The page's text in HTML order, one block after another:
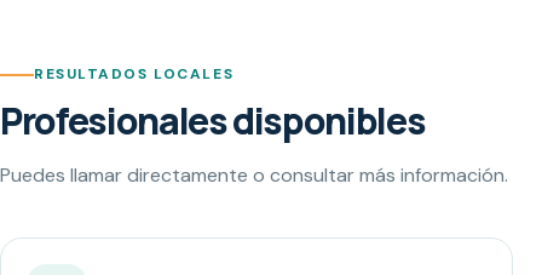
RESULTADOS LOCALES
Profesionales disponibles
Puedes llamar directamente o consultar más información.